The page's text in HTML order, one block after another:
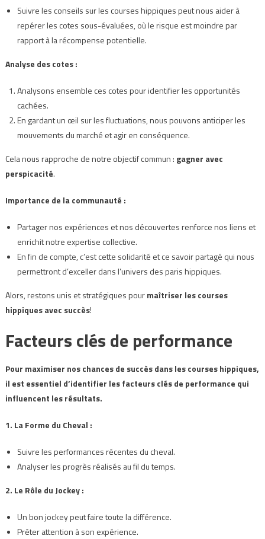
Suivre les conseils sur les courses hippiques peut nous aider à
repérer les cotes sous-évaluées, où le risque est moindre par
rapport à la récompense potentielle.
Analyse des cotes :
Analysons ensemble ces cotes pour identifier les opportunités
cachées.
En gardant un œil sur les fluctuations, nous pouvons anticiper les
mouvements du marché et agir en conséquence.
Cela nous rapproche de notre objectif commun : gagner avec
perspicacité.
Importance de la communauté :
Partager nos expériences et nos découvertes renforce nos liens et
enrichit notre expertise collective.
En fin de compte, c’est cette solidarité et ce savoir partagé qui nous
permettront d’exceller dans l’univers des paris hippiques.
Alors, restons unis et stratégiques pourmaîtriser les courses
hippiques avec succès!
Facteurs clés de performance
Pour maximiser nos chances de succès dans les courses hippiques,
il est essentiel d’identifier les facteurs clés de performance qui
influencent les résultats.
1. La Forme du Cheval :
Suivre les performances récentes du cheval.
Analyser les progrès réalisés au fil du temps.
2. Le Rôle du Jockey :
Un bon jockey peut faire toute la différence.
Prêter attention à son expérience.